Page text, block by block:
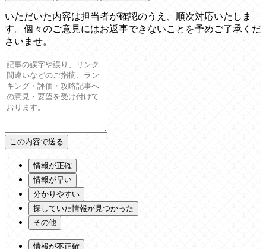
いただいた内容は担当者が確認のうえ、順次対応いたしま
す。個々のご意見にはお返事できないことを予めご了承くだ
さいませ。
情報が正確
情報が早い
分かりやすい
探していた情報が見つかった
その他
情報が不正確